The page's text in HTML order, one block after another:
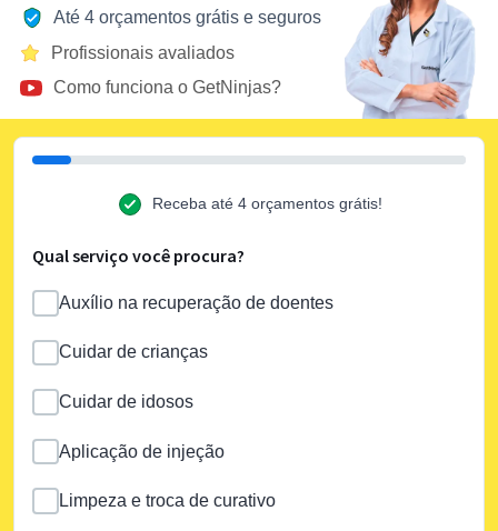
Até 4 orçamentos grátis e seguros
Profissionais avaliados
Como funciona o GetNinjas?
Receba até 4 orçamentos grátis!
Qual serviço você procura?
Auxílio na recuperação de doentes
Cuidar de crianças
Cuidar de idosos
Aplicação de injeção
Limpeza e troca de curativo